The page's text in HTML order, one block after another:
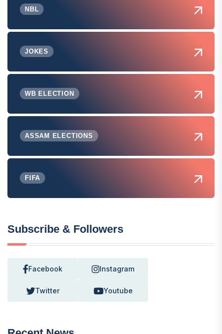
NBL
JOKES
WB ELECTION
ASSAM ELECTIONS
FIFA
Subscribe & Followers
Facebook Instagram
Twitter Youtube